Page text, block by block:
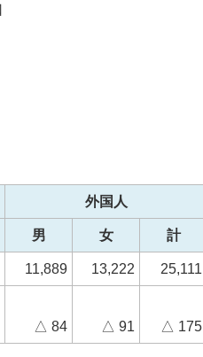
外国人
男 女 計
11,889 13,222 25,111
△ 84 △ 91 △ 175